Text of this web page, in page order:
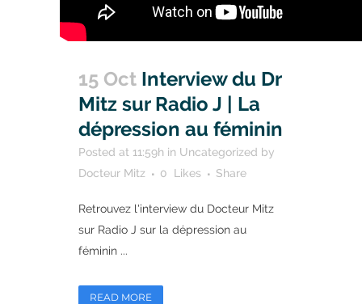
15 Oct Interview du Dr
Mitz sur Radio J | La
dépression au féminin
Posted at 11:59h in Uncategorized by
Docteur Mitz
0 Likes Share
Retrouvez l'interview du Docteur Mitz
sur Radio J sur la dépression au
féminin ...
READ MORE